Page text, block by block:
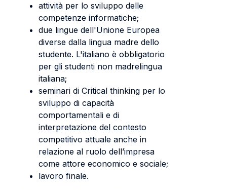
attività per lo sviluppo delle
competenze informatiche;
due lingue dell'Unione Europea
diverse dalla lingua madre dello
studente. L'italiano è obbligatorio
per gli studenti non madrelingua
italiana;
seminari di Critical thinking per lo
sviluppo di capacità
comportamentali e di
interpretazione del contesto
competitivo attuale anche in
relazione al ruolo dell’impresa
come attore economico e sociale;
lavoro finale.